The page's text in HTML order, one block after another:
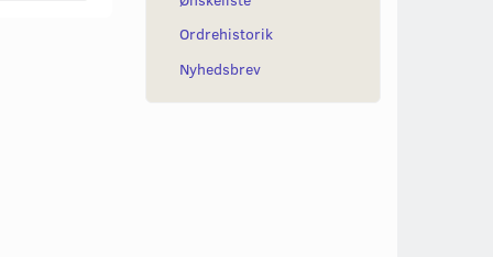
Ordrehistorik
Nyhedsbrev